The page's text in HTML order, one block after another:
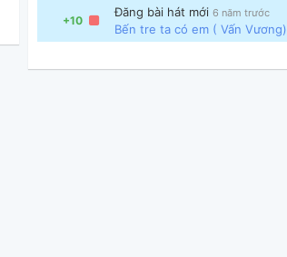
+10
Đăng bài hát mới 6 năm trước
Bến tre ta có em ( Vấn Vương)